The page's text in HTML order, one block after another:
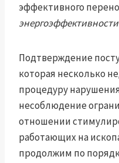
эффективного
Подтверждение
которая несколько
процедуру
несоблюдение
отношении
работающих на
продолжим по